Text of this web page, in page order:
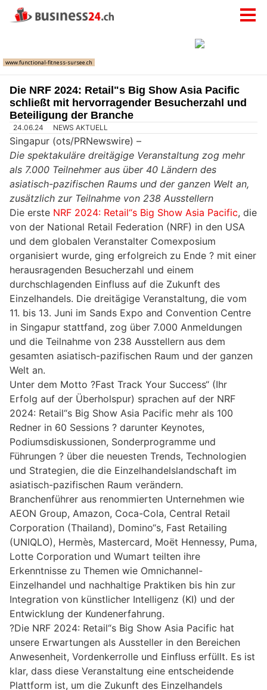
Die NRF 2024: Retail"s Big Show Asia Pacific
schließt mit hervorragender Besucherzahl und
Beteiligung der Branche
24.06.24 NEWS AKTUELL
Singapur (ots/PRNewswire) –
Die spektakuläre dreitägige Veranstaltung zog mehr
als 7.000 Teilnehmer aus über 40 Ländern des
asiatisch-pazifischen Raums und der ganzen Welt an,
zusätzlich zur Teilnahme von 238 Ausstellern
Die erste NRF 2024: Retail“s Big Show Asia Pacific, die
von der National Retail Federation (NRF) in den USA
und dem globalen Veranstalter Comexposium
organisiert wurde, ging erfolgreich zu Ende ? mit einer
herausragenden Besucherzahl und einem
durchschlagenden Einfluss auf die Zukunft des
Einzelhandels. Die dreitägige Veranstaltung, die vom
11. bis 13. Juni im Sands Expo and Convention Centre
in Singapur stattfand, zog über 7.000 Anmeldungen
und die Teilnahme von 238 Ausstellern aus dem
gesamten asiatisch-pazifischen Raum und der ganzen
Welt an.
Unter dem Motto ?Fast Track Your Success“ (Ihr
Erfolg auf der Überholspur) sprachen auf der NRF
2024: Retail“s Big Show Asia Pacific mehr als 100
Redner in 60 Sessions ? darunter Keynotes,
Podiumsdiskussionen, Sonderprogramme und
Führungen ? über die neuesten Trends, Technologien
und Strategien, die die Einzelhandelslandschaft im
asiatisch-pazifischen Raum verändern.
Branchenführer aus renommierten Unternehmen wie
AEON Group, Amazon, Coca-Cola, Central Retail
Corporation (Thailand), Domino“s, Fast Retailing
(UNIQLO), Hermès, Mastercard, Moët Hennessy, Puma,
Lotte Corporation und Wumart teilten ihre
Erkenntnisse zu Themen wie Omnichannel-
Einzelhandel und nachhaltige Praktiken bis hin zur
Integration von künstlicher Intelligenz (KI) und der
Entwicklung der Kundenerfahrung.
?Die NRF 2024: Retail“s Big Show Asia Pacific hat
unsere Erwartungen als Aussteller in den Bereichen
Anwesenheit, Vordenkerrolle und Einfluss erfüllt. Es ist
klar, dass diese Veranstaltung eine entscheidende
Plattform ist, um die Zukunft des Einzelhandels